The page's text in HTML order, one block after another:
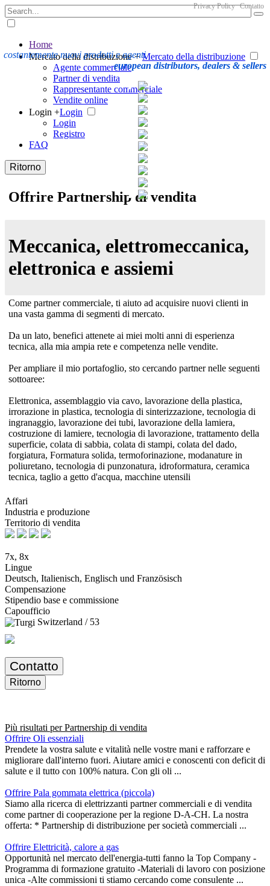
costantemente nuovi prodotti e agenti
european distributors, dealers & sellers
Privacy Policy Contatto
Home
Mercato della distribuzione + Mercato della distribuzione
Agente commerciale
Partner di vendita
Rappresentante commerciale
Vendite online
Login +Login
Login
Registro
FAQ
Ritorno
Offrire Partnership di vendita
Meccanica, elettromeccanica,
elettronica e assiemi
Come partner commerciale, ti aiuto ad acquisire nuovi clienti in
una vasta gamma di segmenti di mercato.
Da un lato, benefici attenete ai miei molti anni di esperienza
tecnica, alla mia ampia rete e competenza nelle vendite.
Per ampliare il mio portafoglio, sto cercando partner nelle seguenti
sottoaree:
Elettronica, assemblaggio via cavo, lavorazione della plastica,
irrorazione in plastica, tecnologia di sinterizzazione, tecnologia di
ingranaggio, lavorazione dei tubi, lavorazione della lamiera,
costruzione di lamiere, tecnologia di lavorazione, trattamento della
superficie, colata di sabbia, colata di stampi, colata del dado,
forgiatura, Formatura solida, termoforinazione, modanature in
poliuretano, tecnologia di punzonatura, idroformatura, ceramica
tecnica, taglio a getto d'acqua, macchine utensili
Affari
Industria e produzione
Territorio di vendita
7x, 8x
Lingue
Deutsch, Italienisch, Englisch und Französisch
Compensazione
Stipendio base e commissione
Capoufficio
Switzerland / 53
Contatto
Ritorno
Più risultati perPartnership di vendita
Offrire Oli essenziali
Prendete la vostra salute e vitalità nelle vostre mani e rafforzare e
migliorare dall'interno fuori. Aiutare amici e conoscenti con deficit di
salute e il tutto con 100% natura. Con gli oli ...
Offrire Pala gommata elettrica (piccola)
Siamo alla ricerca di elettrizzanti partner commerciali e di vendita
come partner di cooperazione per la regione D-A-CH. La nostra
offerta: * Partnership di distribuzione per società commerciali ...
Offrire Elettricità, calore a gas
Opportunità nel mercato dell'energia-tutti fanno la Top Company -
Programma di formazione gratuito -Materiali di lavoro con posizione
unica -Alte commissioni ti stiamo cercando come consulente ...